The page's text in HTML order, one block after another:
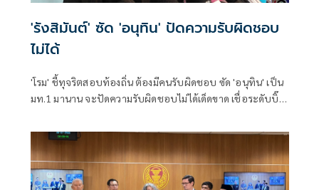
'รังสิมันต์' ซัด 'อนุทิน' ปัดความรับผิดชอบ
ไม่ได้
'โรม' ชี้ทุจริตสอบท้องถิ่น ต้องมีคนรับผิดชอบ ซัด 'อนุทิน' เป็น
มท.1 มานาน จะปัดความรับผิดชอบไม่ได้เด็ดขาด เชื่อระดับบิ๊ก
ลักษณะอื่น